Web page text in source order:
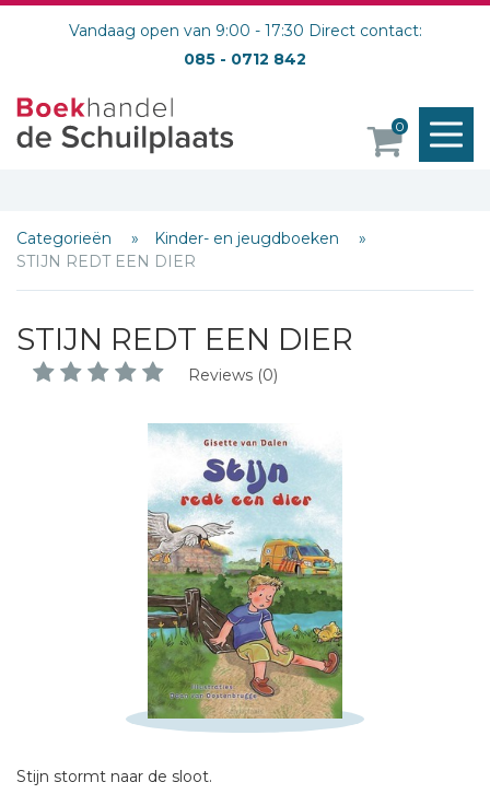
Vandaag open van 9:00 - 17:30 Direct contact:
085 - 0712 842
0
Categorieën
Kinder- en jeugdboeken
STIJN REDT EEN DIER
STIJN REDT EEN DIER
Reviews (0)
Stijn stormt naar de sloot.
Schrijf hieronder je review!
Titel *